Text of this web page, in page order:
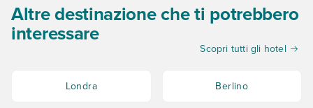
Altre destinazione che ti potrebbero
interessare
Scopri tutti gli hotel
Londra Berlino